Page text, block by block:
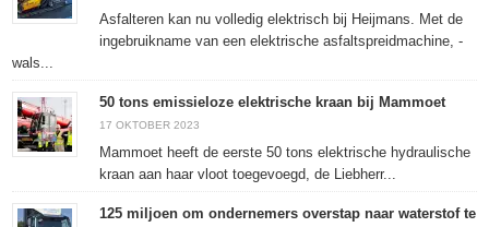
Asfalteren kan nu volledig elektrisch bij Heijmans. Met de
ingebruikname van een elektrische asfaltspreidmachine, -
wals...
50 tons emissieloze elektrische kraan bij Mammoet
17 OKTOBER 2023
Mammoet heeft de eerste 50 tons elektrische hydraulische
kraan aan haar vloot toegevoegd, de Liebherr...
125 miljoen om ondernemers overstap naar waterstof te